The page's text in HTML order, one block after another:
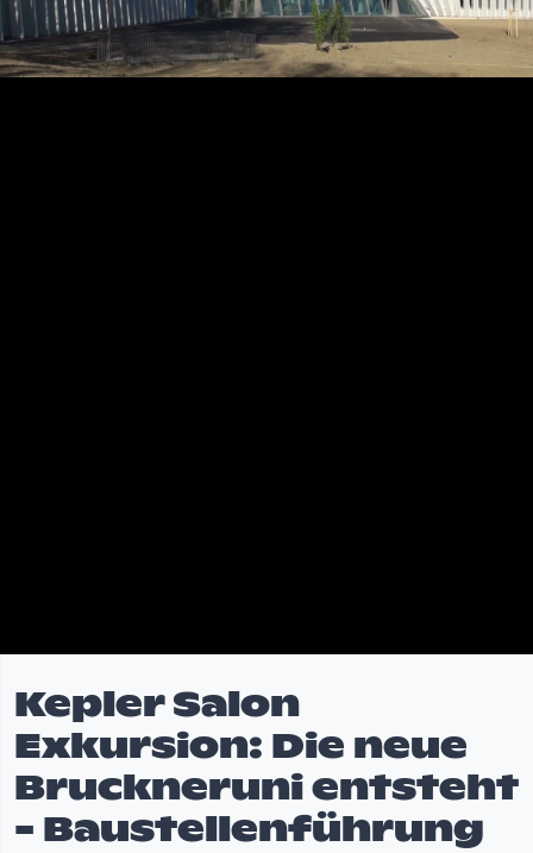
Video
Kepler Salon
Exkursion: Die neue
Bruckneruni entsteht
- Baustellenführung